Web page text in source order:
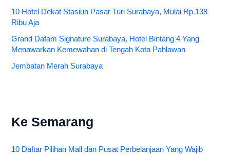
10 Hotel Dekat Stasiun Pasar Turi Surabaya, Mulai Rp.138
Ribu Aja
Grand Dafam Signature Surabaya, Hotel Bintang 4 Yang
Menawarkan Kemewahan di Tengah Kota Pahlawan
Jembatan Merah Surabaya
Ke Semarang
10 Daftar Pilihan Mall dan Pusat Perbelanjaan Yang Wajib